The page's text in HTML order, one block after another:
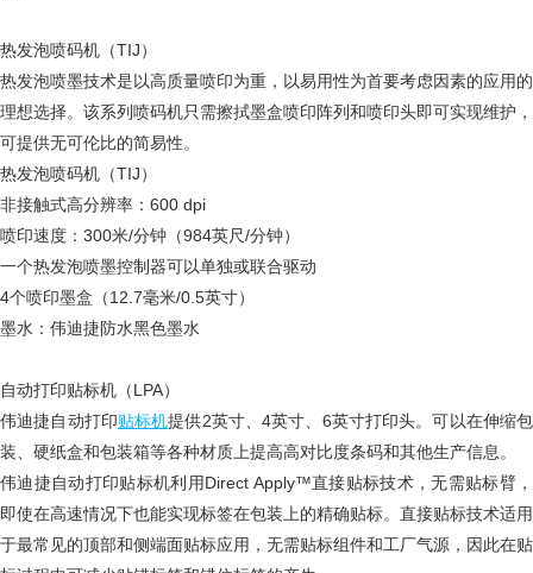
热发泡喷码机（TIJ）
热发泡喷墨技术是以高质量喷印为重，以易用性为首要考虑因素的应用的
理想选择。该系列喷码机只需擦拭墨盒喷印阵列和喷印头即可实现维护，
可提供无可伦比的简易性。
热发泡喷码机（TIJ）
非接触式高分辨率：600 dpi
喷印速度：300米/分钟（984英尺/分钟）
一个热发泡喷墨控制器可以单独或联合驱动
4个喷印墨盒（12.7毫米/0.5英寸）
墨水：伟迪捷防水黑色墨水
自动打印贴标机（LPA）
伟迪捷自动打印贴标机提供2英寸、4英寸、6英寸打印头。可以在伸缩包
装、硬纸盒和包装箱等各种材质上提高高对比度条码和其他生产信息。
伟迪捷自动打印贴标机利用Direct Apply™直接贴标技术，无需贴标臂，
即使在高速情况下也能实现标签在包装上的精确贴标。直接贴标技术适用
于最常见的顶部和侧端面贴标应用，无需贴标组件和工厂气源，因此在贴